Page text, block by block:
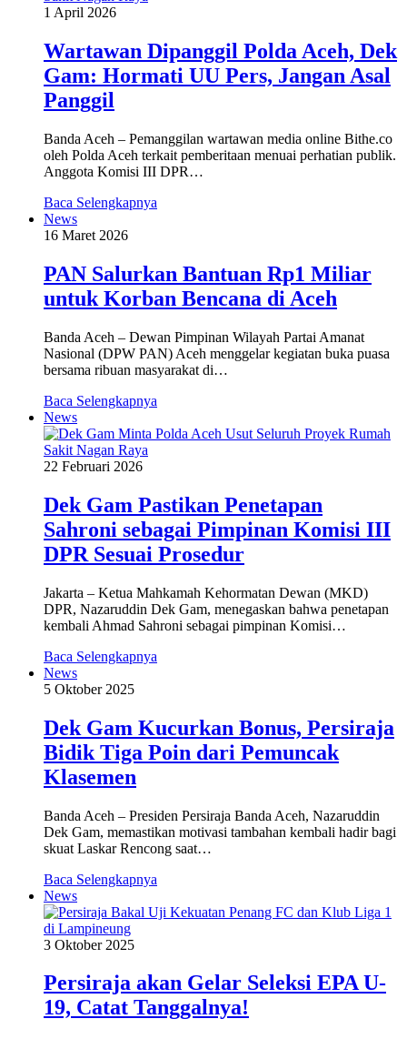
1 April 2026
Wartawan Dipanggil Polda Aceh, Dek
Gam: Hormati UU Pers, Jangan Asal
Panggil
Banda Aceh – Pemanggilan wartawan media online Bithe.co
oleh Polda Aceh terkait pemberitaan menuai perhatian publik.
Anggota Komisi III DPR…
Baca Selengkapnya
News
16 Maret 2026
PAN Salurkan Bantuan Rp1 Miliar
untuk Korban Bencana di Aceh
Banda Aceh – Dewan Pimpinan Wilayah Partai Amanat
Nasional (DPW PAN) Aceh menggelar kegiatan buka puasa
bersama ribuan masyarakat di…
Baca Selengkapnya
News
22 Februari 2026
Dek Gam Pastikan Penetapan
Sahroni sebagai Pimpinan Komisi III
DPR Sesuai Prosedur
Jakarta – Ketua Mahkamah Kehormatan Dewan (MKD)
DPR, Nazaruddin Dek Gam, menegaskan bahwa penetapan
kembali Ahmad Sahroni sebagai pimpinan Komisi…
Baca Selengkapnya
News
5 Oktober 2025
Dek Gam Kucurkan Bonus, Persiraja
Bidik Tiga Poin dari Pemuncak
Klasemen
Banda Aceh – Presiden Persiraja Banda Aceh, Nazaruddin
Dek Gam, memastikan motivasi tambahan kembali hadir bagi
skuat Laskar Rencong saat…
Baca Selengkapnya
News
3 Oktober 2025
Persiraja akan Gelar Seleksi EPA U-
19, Catat Tanggalnya!